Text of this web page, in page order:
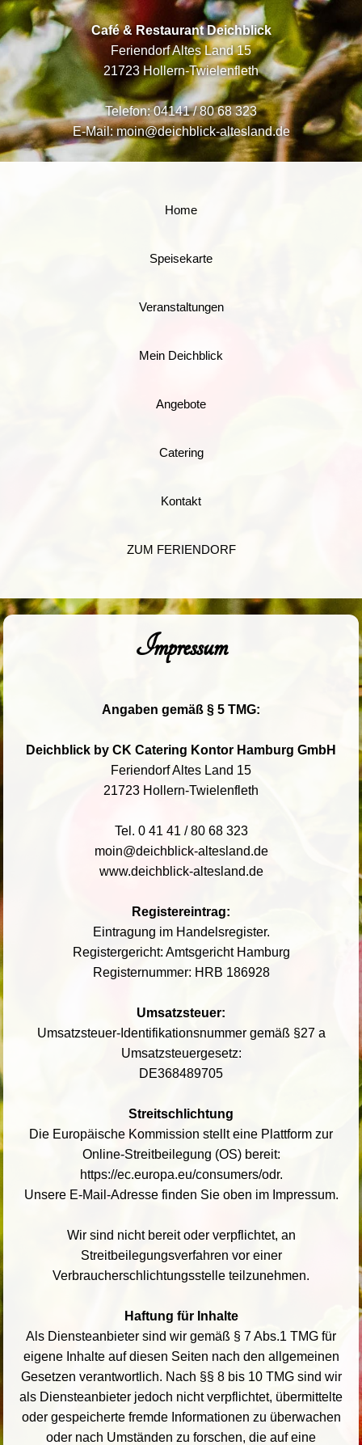
Café & Restaurant Deichblick
Feriendorf Altes Land 15
21723 Hollern-Twielenfleth
Telefon:04141 / 80 68 323
E-Mail:moin@deichblick-altesland.de
Home
Speisekarte
Veranstaltungen
Mein Deichblick
Angebote
Catering
Kontakt
ZUM FERIENDORF
Impressum
Angaben gemäß § 5 TMG:
Deichblick by CK Catering Kontor Hamburg GmbH
Feriendorf Altes Land 15
21723 Hollern-Twielenfleth
Tel. 0 41 41 / 80 68 323
moin@deichblick-altesland.de
www.deichblick-altesland.de
Registereintrag:
Eintragung im Handelsregister.
Registergericht: Amtsgericht Hamburg
Registernummer: HRB 186928
Umsatzsteuer:
Umsatzsteuer-Identifikationsnummer gemäß §27 a
Umsatzsteuergesetz:
DE368489705
Streitschlichtung
Die Europäische Kommission stellt eine Plattform zur
Online-Streitbeilegung (OS) bereit:
https://ec.europa.eu/consumers/odr.
Unsere E-Mail-Adresse finden Sie oben im Impressum.
Wir sind nicht bereit oder verpflichtet, an
Streitbeilegungsverfahren vor einer
Verbraucherschlichtungsstelle teilzunehmen.
Haftung für Inhalte
Als Diensteanbieter sind wir gemäß § 7 Abs.1 TMG für
eigene Inhalte auf diesen Seiten nach den allgemeinen
Gesetzen verantwortlich. Nach §§ 8 bis 10 TMG sind wir
als Diensteanbieter jedoch nicht verpflichtet, übermittelte
oder gespeicherte fremde Informationen zu überwachen
oder nach Umständen zu forschen, die auf eine